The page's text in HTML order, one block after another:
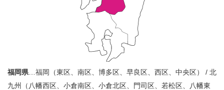
福岡県 …福岡（東区、南区、博多区、早良区、西区、中央区） / 北
九州（八幡西区、小倉南区、小倉北区、門司区、若松区、八幡東